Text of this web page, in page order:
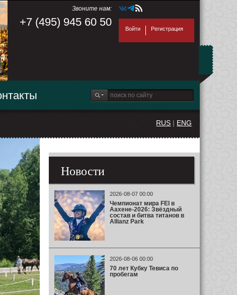
Звоните нам:
+7 (495) 945 60 50
Войти Регистрация
RUS | ENG
Новости
2026-08-07 00:00
Чемпионат мира FEI в
Аахене-2026: Звёздный
состав и битва титанов в
Allianz Park
2026-08-06 00:00
70 лет Кубку Тевиса по
пробегам